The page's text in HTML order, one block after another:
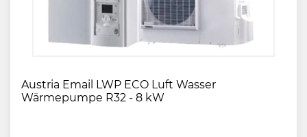
Austria Email LWP ECO Luft Wasser
Wärmepumpe R32 - 8 kW